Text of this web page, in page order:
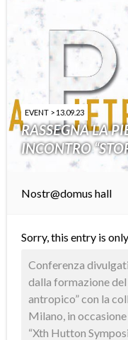
EVENT > 13.09.23
RASSEGNA LA
INCONTRO
Nostr@domus hall
Sorry, this entry is
Conferenza
dalla formazione del
antropico” con la
Milano, in
“Xth Hutton